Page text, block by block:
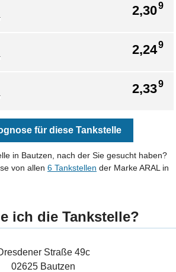
2,309
2,249
2,339
für diese Tankstelle
in Bautzen, nach der Sie gesucht haben?
von allen 6 Tankstellen der Marke ARAL in
ich die Tankstelle?
Straße 49c
02625 Bautzen